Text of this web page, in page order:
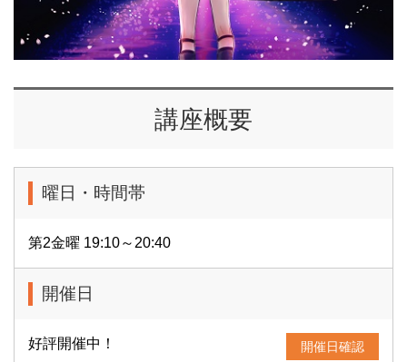
講座概要
曜日・時間帯
第2金曜 19:10～20:40
開催日
好評開催中！ 開催日確認